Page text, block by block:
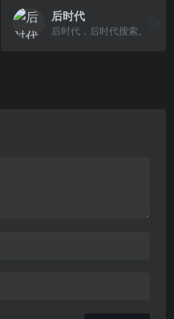
后时代
后时代，后时代搜索。